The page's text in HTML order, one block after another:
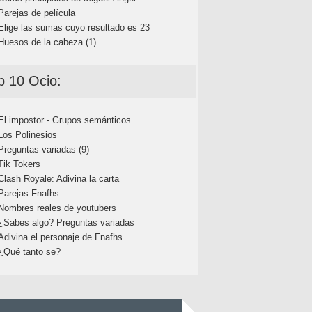
de película
las sumas cuyo resultado es 23
de la cabeza (1)
10 Ocio:
impostor - Grupos semánticos
Polinesios
variadas (9)
Tokers
Royale: Adivina la carta
Fnafhs
reales de youtubers
algo? Preguntas variadas
el personaje de Fnafhs
tanto se?